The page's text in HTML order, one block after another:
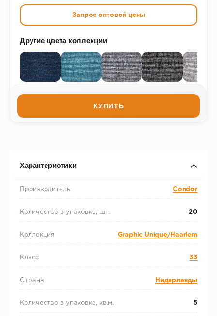
Запрос оптовой цены
Другие цвета коллекции
КУПИТЬ
Характеристики
Производитель Condor
Количество в упаковке, шт. 20
Коллекция Graphic Unique/Haarlem
Класс 33
Страна Нидерланды
Количество в упаковке, кв.м. 5